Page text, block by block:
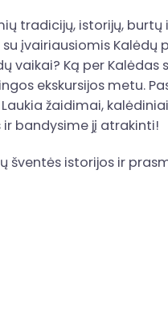
tradicijų, istorijų,
įvairiausiomis Kalėdų
vaikai? Ką per Kalėdas
ekskursijos metu.
žaidimai,
ir bandysime jį atrakinti!
šventės istorijos ir